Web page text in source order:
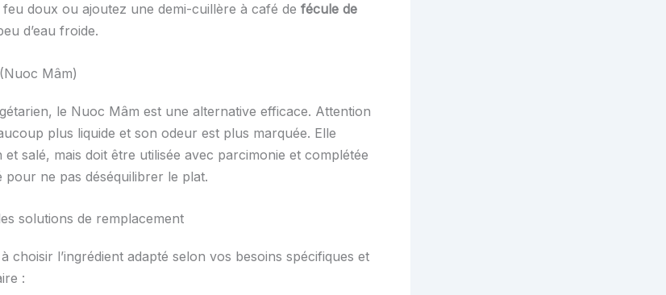
doux ou ajoutez une demi-cuillère à café de fécule de
d’eau froide.
Mâm)
le Nuoc Mâm est une alternative efficace. Attention
plus liquide et son odeur est plus marquée. Elle
salé, mais doit être utilisée avec parcimonie et complétée
ne pas déséquilibrer le plat.
solutions de remplacement
choisir l’ingrédient adapté selon vos besoins spécifiques et
: